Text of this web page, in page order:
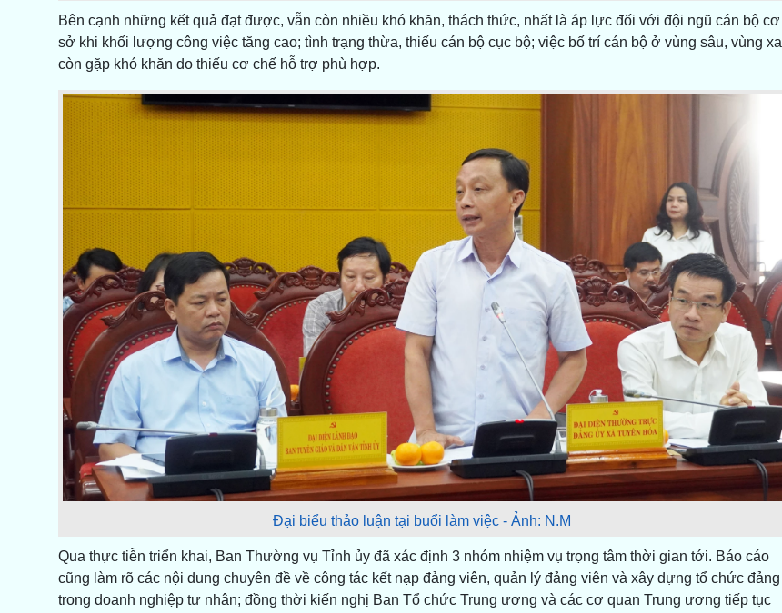
Bên cạnh những kết quả đạt được, vẫn còn nhiều khó khăn, thách thức, nhất là áp lực đối với đội ngũ cán bộ cơ
sở khi khối lượng công việc tăng cao; tình trạng thừa, thiếu cán bộ cục bộ; việc bố trí cán bộ ở vùng sâu, vùng xa
còn gặp khó khăn do thiếu cơ chế hỗ trợ phù hợp.
Đại biểu thảo luận tại buổi làm việc - Ảnh: N.M
Qua thực tiễn triển khai, Ban Thường vụ Tỉnh ủy đã xác định 3 nhóm nhiệm vụ trọng tâm thời gian tới. Báo cáo
cũng làm rõ các nội dung chuyên đề về công tác kết nạp đảng viên, quản lý đảng viên và xây dựng tổ chức đảng
trong doanh nghiệp tư nhân; đồng thời kiến nghị Ban Tổ chức Trung ương và các cơ quan Trung ương tiếp tục